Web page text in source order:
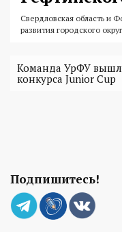
Свердловская область и
развития городского
Команда УрФУ
конкурса Junior Cup
Подпишитесь!